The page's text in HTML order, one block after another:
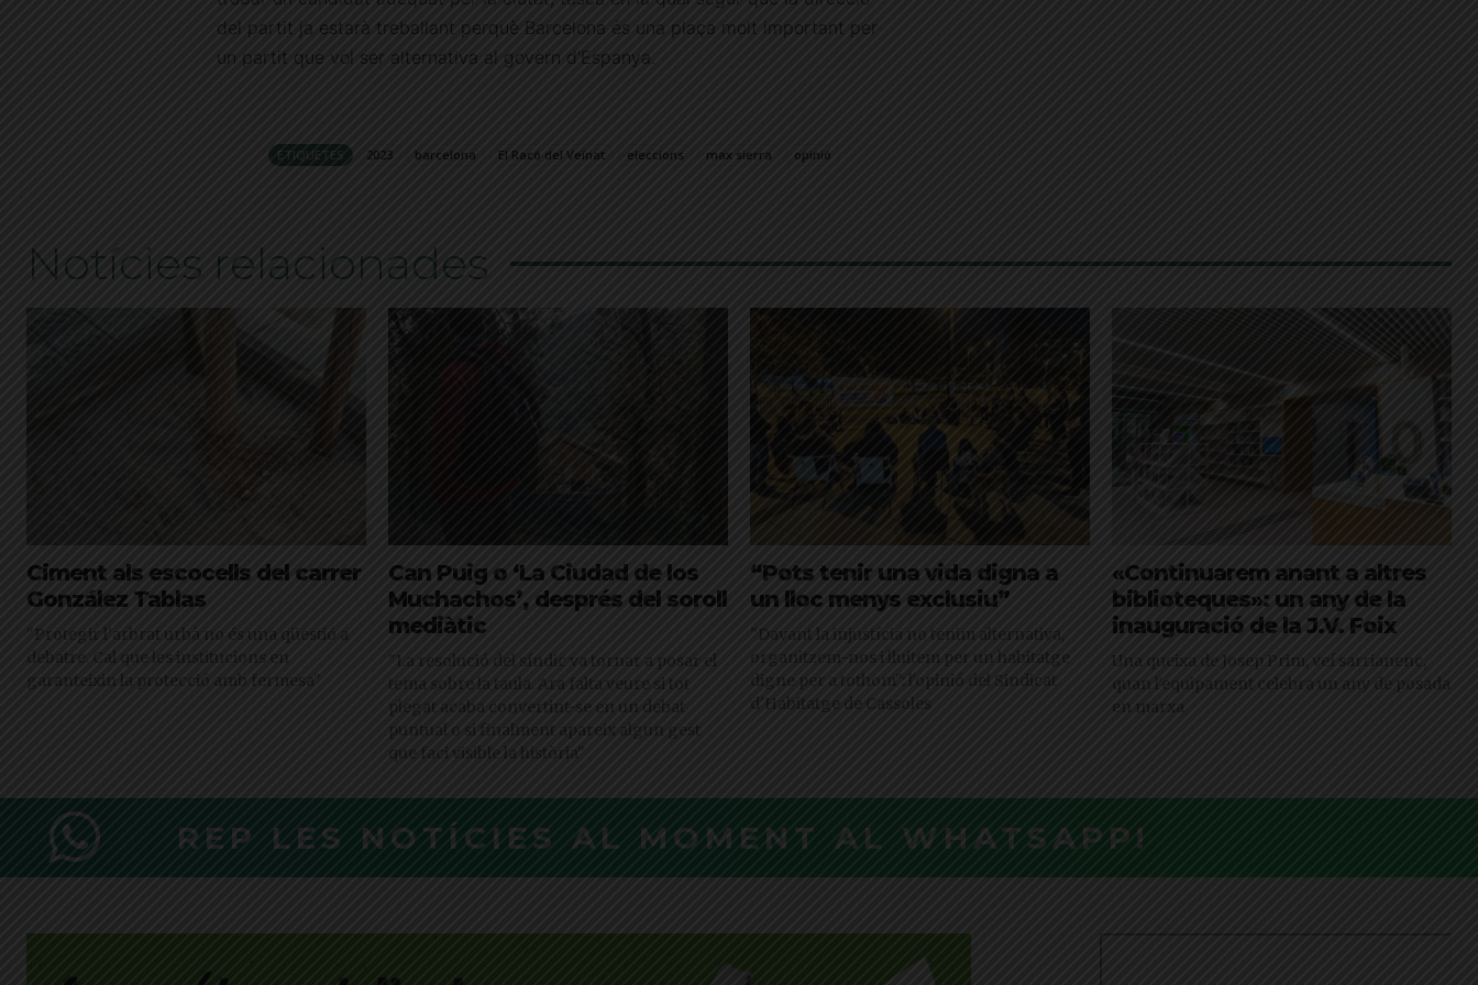
del partit ja estarà treballant perquè Barcelona és una plaça molt important per
un partit que vol ser alternativa al govern d’Espanya.
ETIQUETES 2023 barcelona El Racó del Veïnat eleccions max sierra opinió
Notícies relacionades
Ciment als escocells del carrer
González Tablas
"Protegir l’arbrat urbà no és una qüestió a
debatre. Cal que les institucions en
garanteixin la protecció amb fermesa"
Can Puig o ‘La Ciudad de los
Muchachos’, després del soroll
mediàtic
"La resolució del síndic va tornar a posar el
tema sobre la taula. Ara falta veure si tot
plegat acaba convertint-se en un debat
puntual o si finalment apareix algun gest
que faci visible la història"
“Pots tenir una vida digna a
un lloc menys exclusiu”
"Davant la injustícia no tenim alternativa,
organitzem-nos i lluitem per un habitatge
digne per a tothom": l'opinió del Sindicat
d'Habitatge de Cassoles
«Continuarem anant a altres
biblioteques»: un any de la
inauguració de la J.V. Foix
Una queixa de Josep Prim, veí sarrianenc,
quan l'equipament celebra un any de posada
en marxa
REP LES NOTÍCIES AL MOMENT AL WHATSAPP!